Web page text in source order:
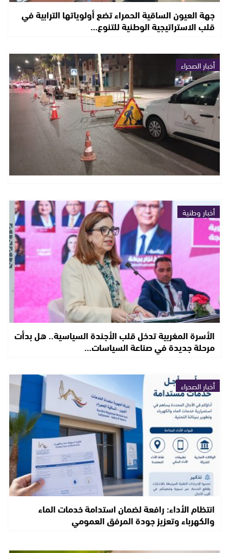
جهة العيون الساقية الحمراء تضع أولوياتها الترابية في
قلب الاستراتيجية الوطنية للتنوع…
أخبار الصحراء
أخبار وطنية
الأسرة المغربية تدخل قلب الأجندة السياسية.. هل بدأت
مرحلة جديدة في صناعة السياسات…
أخبار الصحراء
انتظام الأداء: رافعة لضمان استدامة خدمات الماء
والكهرباء وتعزيز جودة المرفق العمومي